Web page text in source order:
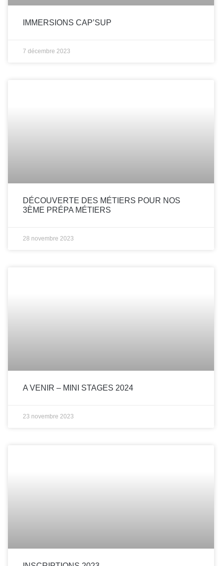
IMMERSIONS CAP’SUP
7 décembre 2023
DÉCOUVERTE DES MÉTIERS POUR NOS
3ÈME PRÉPA MÉTIERS
28 novembre 2023
A VENIR – MINI STAGES 2024
23 novembre 2023